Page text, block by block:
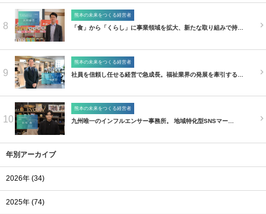
8
熊本の未来をつくる経営者
「食」から「くらし」に事業領域を拡大、新たな取り組みで持…
9
熊本の未来をつくる経営者
社員を信頼し任せる経営で急成長。福祉業界の発展を牽引する…
10
熊本の未来をつくる経営者
九州唯一のインフルエンサー事務所。 地域特化型SNSマー…
年別アーカイブ
2026年 (34)
2025年 (74)